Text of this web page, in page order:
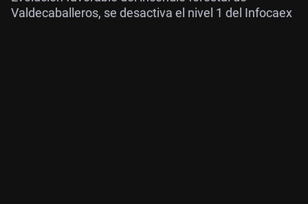
Valdecaballeros, se desactiva el nivel 1 del Infocaex